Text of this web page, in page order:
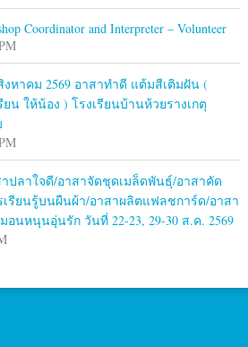
Coordinator and Interpreter – Volunteer
งหาคม 2569 อาสาทำดี แต้มสีเติมฝัน (
น ให้น้อง ) โรงเรียนบ้านห้วยรางเกตุ
ปลาใจดี/อาสาจัดชุดเมล็ดพันธุ์/อาสาคัด
เรียนรู้บนผืนผ้า/อาสาผลิตแฟลชการ์ด/อาสา
อนหนุนอุ่นรัก วันที่ 22-23, 29-30 ส.ค. 2569